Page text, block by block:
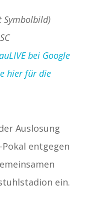
Symbolbild)
bei Google
hier für die
Auslosung
entgegen
ein.